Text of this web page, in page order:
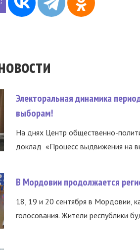
Электоральная динамика
выборам!
На днях Центр общественно-
доклад «Процесс выдвижения на
В Мордовии продолжается
18, 19 и 20 сентября в Мордовии,
голосования. Жители республики